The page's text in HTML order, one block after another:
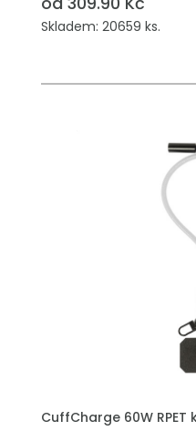
Skladem: 20659 ks.
CuffCharge 60W